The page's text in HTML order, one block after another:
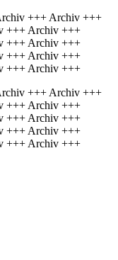
+++ Archiv +++
+++ Archiv +++
+++ Archiv +++
+++ Archiv +++
+++ Archiv +++
+++ Archiv +++
+++ Archiv +++
+++ Archiv +++
+++ Archiv +++
+++ Archiv +++